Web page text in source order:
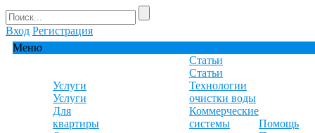
Вход Регистрация
Меню
Услуги
Услуги
Для
квартиры
Статьи
Статьи
Технологии
очистки воды
Коммерческие
системы
Помощь